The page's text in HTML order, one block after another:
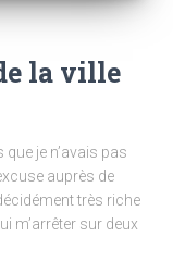
la ville
je n’avais pas
auprès de
très riche
m’arrêter sur deux